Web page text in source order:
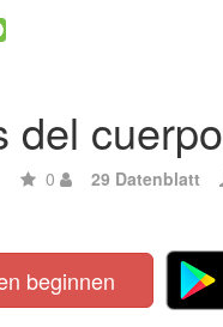
del cuerpo
0 29 Datenblatt
beginnen